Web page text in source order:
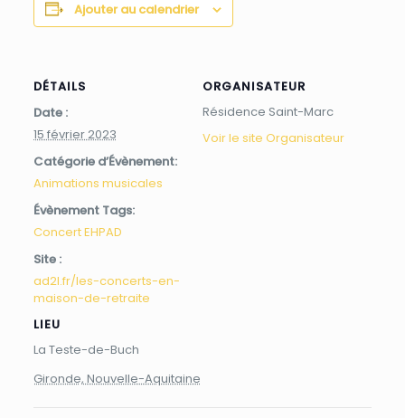
Ajouter au calendrier
DÉTAILS
Date :
15 février 2023
Catégorie d’Évènement:
Animations musicales
Évènement Tags:
Concert EHPAD
Site :
ad2l.fr/les-concerts-en-
maison-de-retraite
LIEU
La Teste-de-Buch
Gironde, Nouvelle-Aquitaine
ORGANISATEUR
Résidence Saint-Marc
Voir le site Organisateur